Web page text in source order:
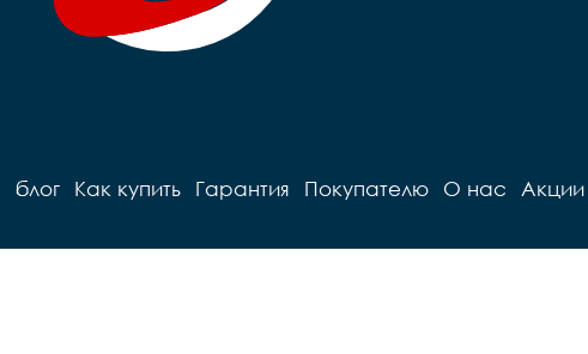
блог Как купить Гарантия Покупателю О нас Акции